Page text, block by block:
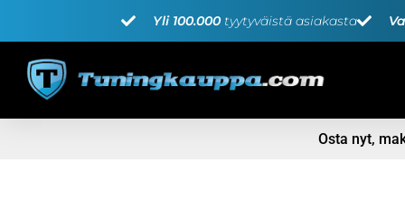
Yli 100.000 tyytyväistä asiakasta
Osta nyt,